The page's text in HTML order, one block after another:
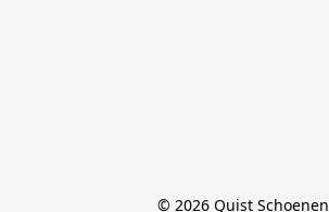
© 2026 Quist Schoenen